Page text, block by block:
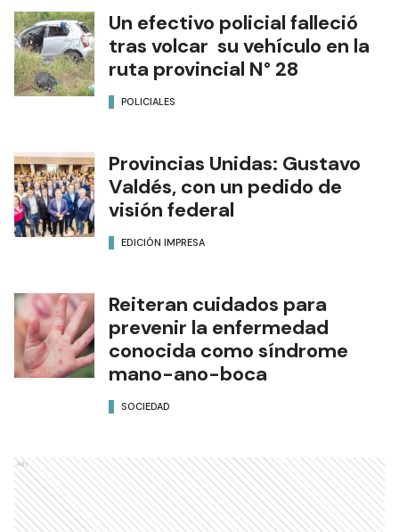
Un efectivo policial falleció
tras volcar su vehículo en la
ruta provincial N° 28
POLICIALES
Provincias Unidas: Gustavo
Valdés, con un pedido de
visión federal
EDICIÓN IMPRESA
Reiteran cuidados para
prevenir la enfermedad
conocida como síndrome
mano-ano-boca
SOCIEDAD
Ads